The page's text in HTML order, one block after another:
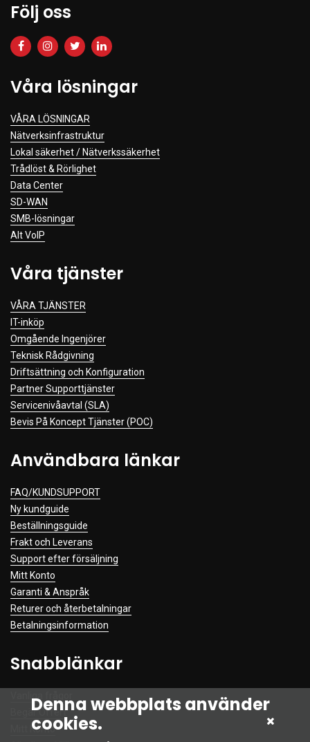
Följ oss
Våra lösningar
VÅRA LÖSNINGAR
Nätverksinfrastruktur
Lokal säkerhet / Nätverkssäkerhet
Trådlöst & Rörlighet
Data Center
SD-WAN
SMB-lösningar
Alt VoIP
Våra tjänster
VÅRA TJÄNSTER
IT-inköp
Omgående Ingenjörer
Teknisk Rådgivning
Driftsättning och Konfiguration
Partner Supporttjänster
Servicenivåavtal (SLA)
Bevis På Koncept Tjänster (POC)
Användbara länkar
FAQ/KUNDSUPPORT
Ny kundguide
Beställningsguide
Frakt och Leverans
Support efter försäljning
Mitt Konto
Garanti & Anspråk
Returer och återbetalningar
Betalningsinformation
Snabblänkar
Vanliga frågor
Begär Offert
Mitt Konto
Denna webbplats använder
cookies.